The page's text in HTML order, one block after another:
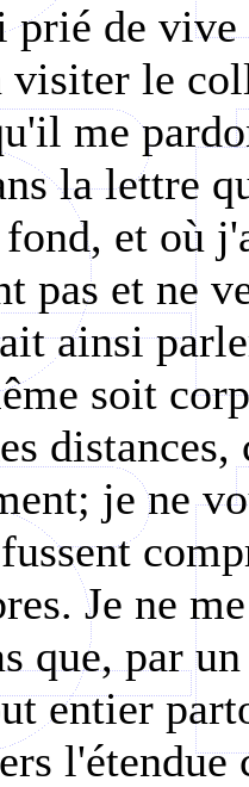
prié de
le
me
la lettre
et où
pas et ne
ainsi
soit
je ne
Je ne
que, par
entier
l'étendue